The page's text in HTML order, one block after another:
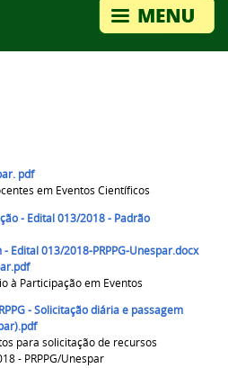
pdf
em Eventos Científicos
- Edital 013/2018 - Padrão
Edital 013/2018-PRPPG-Unespar.docx
à Participação em Eventos
- Solicitação diária e passagem
para solicitação de recursos
- PRPPG/Unespar